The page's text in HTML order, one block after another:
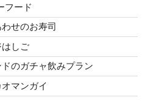
フード
せのお寿司
しご
のガチャ飲みプラン
マンガイ